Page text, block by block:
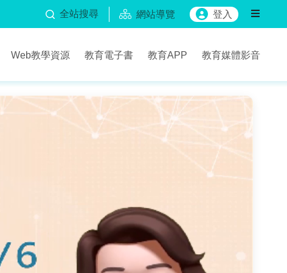
全站搜尋 網站導覽 登入
Web教學資源 教育電子書 教育APP 教育媒體影音